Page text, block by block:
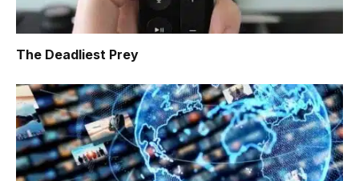
The Deadliest Prey